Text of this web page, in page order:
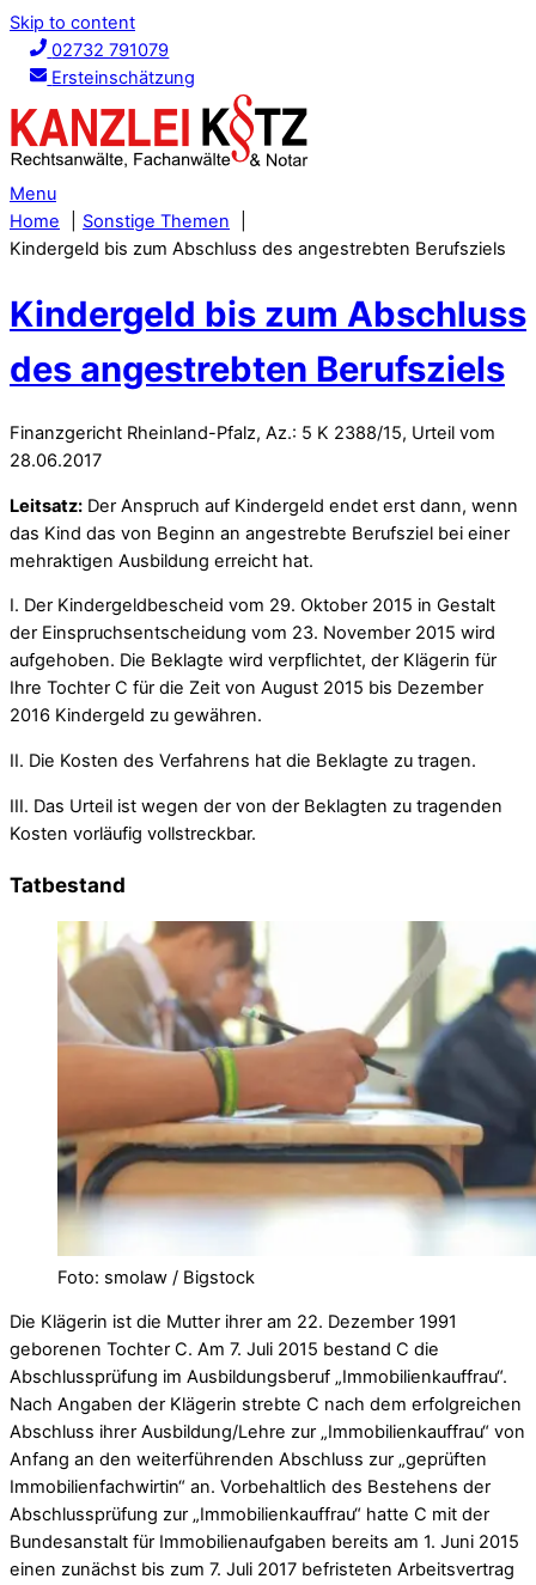
Skip to content
02732 791079
Ersteinschätzung
Menu
Home
Sonstige Themen
Kindergeld bis zum Abschluss des angestrebten Berufsziels
Kindergeld bis zum Abschluss
des angestrebten Berufsziels
Finanzgericht Rheinland-Pfalz, Az.: 5 K 2388/15, Urteil vom
28.06.2017
Leitsatz: Der Anspruch auf Kindergeld endet erst dann, wenn
das Kind das von Beginn an angestrebte Berufsziel bei einer
mehraktigen Ausbildung erreicht hat.
I. Der Kindergeldbescheid vom 29. Oktober 2015 in Gestalt
der Einspruchsentscheidung vom 23. November 2015 wird
aufgehoben. Die Beklagte wird verpflichtet, der Klägerin für
Ihre Tochter C für die Zeit von August 2015 bis Dezember
2016 Kindergeld zu gewähren.
II. Die Kosten des Verfahrens hat die Beklagte zu tragen.
III. Das Urteil ist wegen der von der Beklagten zu tragenden
Kosten vorläufig vollstreckbar.
Tatbestand
Foto: smolaw / Bigstock
Die Klägerin ist die Mutter ihrer am 22. Dezember 1991
geborenen Tochter C. Am 7. Juli 2015 bestand C die
Abschlussprüfung im Ausbildungsberuf „Immobilienkauffrau“.
Nach Angaben der Klägerin strebte C nach dem erfolgreichen
Abschluss ihrer Ausbildung/Lehre zur „Immobilienkauffrau“ von
Anfang an den weiterführenden Abschluss zur „geprüften
Immobilienfachwirtin“ an. Vorbehaltlich des Bestehens der
Abschlussprüfung zur „Immobilienkauffrau“ hatte C mit der
Bundesanstalt für Immobilienaufgaben bereits am 1. Juni 2015
einen zunächst bis zum 7. Juli 2017 befristeten Arbeitsvertrag